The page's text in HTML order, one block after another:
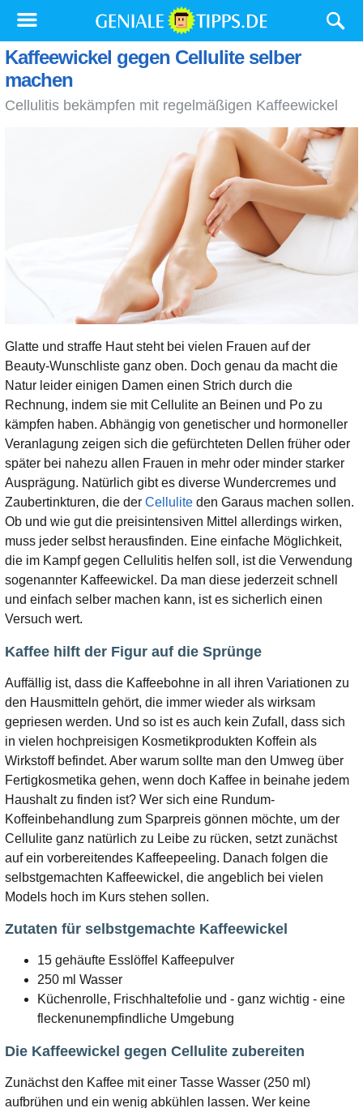
Kaffeewickel gegen Cellulite selber
machen
Cellulitis bekämpfen mit regelmäßigen Kaffeewickel
Glatte und straffe Haut steht bei vielen Frauen auf der
Beauty-Wunschliste ganz oben. Doch genau da macht die
Natur leider einigen Damen einen Strich durch die
Rechnung, indem sie mit Cellulite an Beinen und Po zu
kämpfen haben. Abhängig von genetischer und hormoneller
Veranlagung zeigen sich die gefürchteten Dellen früher oder
später bei nahezu allen Frauen in mehr oder minder starker
Ausprägung. Natürlich gibt es diverse Wundercremes und
Zaubertinkturen, die derCellulite den Garaus machen sollen.
Ob und wie gut die preisintensiven Mittel allerdings wirken,
muss jeder selbst herausfinden. Eine einfache Möglichkeit,
die im Kampf gegen Cellulitis helfen soll, ist die Verwendung
sogenannter Kaffeewickel. Da man diese jederzeit schnell
und einfach selber machen kann, ist es sicherlich einen
Versuch wert.
Kaffee hilft der Figur auf die Sprünge
Auffällig ist, dass die Kaffeebohne in all ihren Variationen zu
den Hausmitteln gehört, die immer wieder als wirksam
gepriesen werden. Und so ist es auch kein Zufall, dass sich
in vielen hochpreisigen Kosmetikprodukten Koffein als
Wirkstoff befindet. Aber warum sollte man den Umweg über
Fertigkosmetika gehen, wenn doch Kaffee in beinahe jedem
Haushalt zu finden ist? Wer sich eine Rundum-
Koffeinbehandlung zum Sparpreis gönnen möchte, um der
Cellulite ganz natürlich zu Leibe zu rücken, setzt zunächst
auf ein vorbereitendes Kaffeepeeling. Danach folgen die
selbstgemachten Kaffeewickel, die angeblich bei vielen
Models hoch im Kurs stehen sollen.
Zutaten für selbstgemachte Kaffeewickel
15 gehäufte Esslöffel Kaffeepulver
250 ml Wasser
Küchenrolle, Frischhaltefolie und - ganz wichtig - eine
fleckenunempfindliche Umgebung
Die Kaffeewickel gegen Cellulite zubereiten
Zunächst den Kaffee mit einer Tasse Wasser (250 ml)
aufbrühen und ein wenig abkühlen lassen. Wer keine